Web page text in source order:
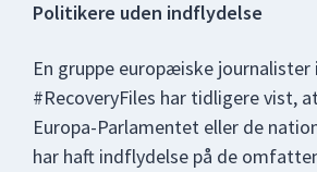
Politikere uden indflydelse
En gruppe europæiske
#RecoveryFiles har tidligere vist,
Europa-Parlamentet eller de
har haft indflydelse på de